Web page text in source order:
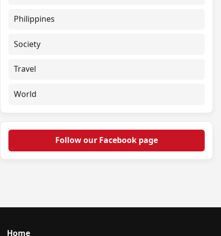
Philippines
Society
Travel
World
Follow our Facebook page
Home